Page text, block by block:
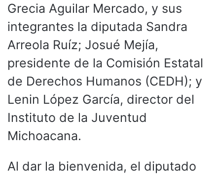
Grecia Aguilar Mercado, y sus
integrantes la diputada Sandra
Arreola Ruíz; Josué Mejía,
presidente de la Comisión Estatal
de Derechos Humanos (CEDH); y
Lenin López García, director del
Instituto de la Juventud
Michoacana.
Al dar la bienvenida, el diputado